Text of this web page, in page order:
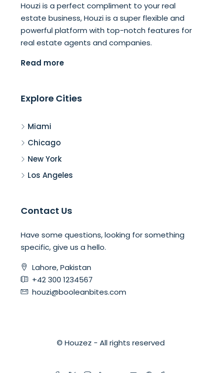
Houzi is a perfect compliment to your real
estate business, Houzi is a super flexible and
powerful platform with top-notch features for
real estate agents and companies.
Read more
Explore Cities
Miami
Chicago
New York
Los Angeles
Contact Us
Have some questions, looking for something
specific, give us a hello.
Lahore, Pakistan
+42 300 1234567
houzi@booleanbites.com
© Houzez - All rights reserved